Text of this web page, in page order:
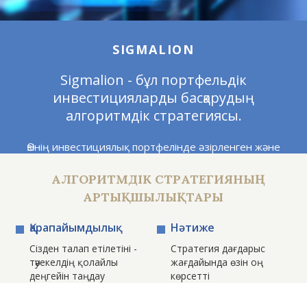
SIGMALION
Sigmalion - бұл портфельдік
инвестицияларды басқарудың
алгоритмдік стратегиясы.
Өзінің инвестициялық портфелінде әзірленген және
керек?” - деген сұраққа жауап береді.
стратегияларға инвестиция салу - жергілікті нарық үшін
жаңа бірегей өнім болып табылады. Біз Қазақстан
аумағында алгоритмдік стратегияны ұсынатын
алғашқы инвестициялық компаниямыз.
АЛГОРИТМДІК СТРАТЕГИЯНЫҢ
АРТЫҚШЫЛЫҚТАРЫ
Қарапайымдылық
Сізден талап етілетіні -
тәуекелдің қолайлы
деңгейін таңдау
Нәтиже
Стратегия дағдарыс
жағдайында өзін оң
көрсетті